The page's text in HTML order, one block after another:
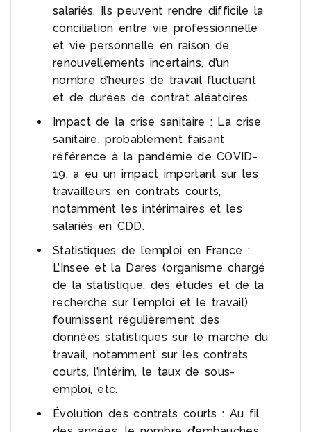
salariés. Ils peuvent rendre difficile la
conciliation entre vie professionnelle
et vie personnelle en raison de
renouvellements incertains, d’un
nombre d’heures de travail fluctuant
et de durées de contrat aléatoires.
Impact de la crise sanitaire : La crise
sanitaire, probablement faisant
référence à la pandémie de COVID-
19, a eu un impact important sur les
travailleurs en contrats courts,
notamment les intérimaires et les
salariés en CDD.
Statistiques de l’emploi en France :
L’Insee et la Dares (organisme chargé
de la statistique, des études et de la
recherche sur l’emploi et le travail)
fournissent régulièrement des
données statistiques sur le marché du
travail, notamment sur les contrats
courts, l’intérim, le taux de sous-
emploi, etc.
Évolution des contrats courts : Au fil